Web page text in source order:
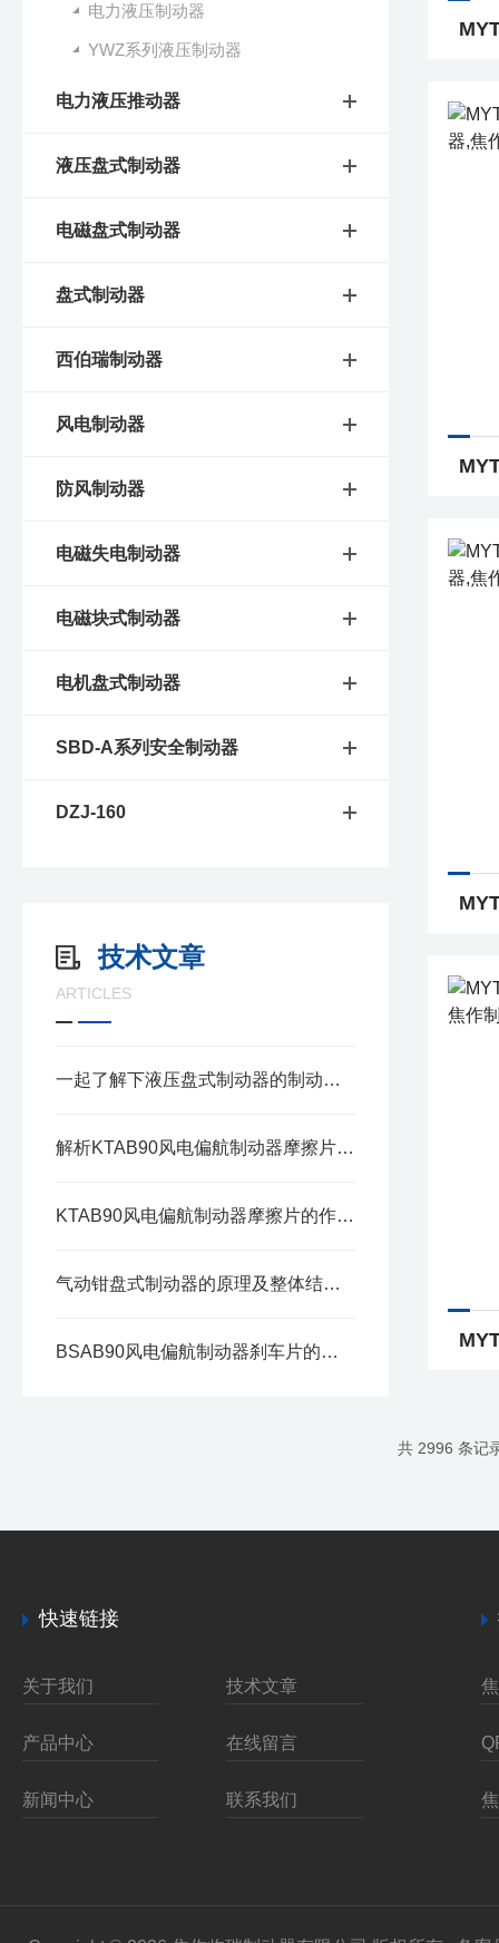
电力液压制动器
YWZ系列液压制动器
电力液压推动器
液压盘式制动器
电磁盘式制动器
盘式制动器
西伯瑞制动器
风电制动器
防风制动器
电磁失电制动器
电磁块式制动器
电机盘式制动器
SBD-A系列安全制动器
DZJ-160
技术文章
ARTICLES
一起了解下液压盘式制动器的制动原理
解析KTAB90风电偏航制动器摩擦片的工作原理与性能优势
KTAB90风电偏航制动器摩擦片的作用是什么?
气动钳盘式制动器的原理及整体结构组成介绍
BSAB90风电偏航制动器刹车片的核心作用讲解
共 2996 条记
快速链接
关于我们 技术文章
产品中心 在线留言
新闻中心 联系我们